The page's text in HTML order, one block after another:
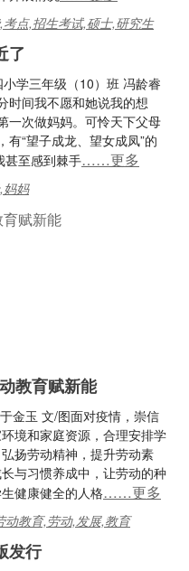
考点,招生考试,硕士,研究生
了
学三年级（10）班 冯龄睿
时间我不愿和她说我的想
一次做妈妈。可怜天下父母
“望子成龙、望女成凤”的
甚至感到棘手……更多
妈妈
教育赋新能
金玉 文/图面对疫情，崇信
境和家庭资源，合理安排学
扬劳动精神，提升劳动素
与习惯养成中，让劳动的种
健康健全的人格……更多
动教育,劳动,发展,教育
发行